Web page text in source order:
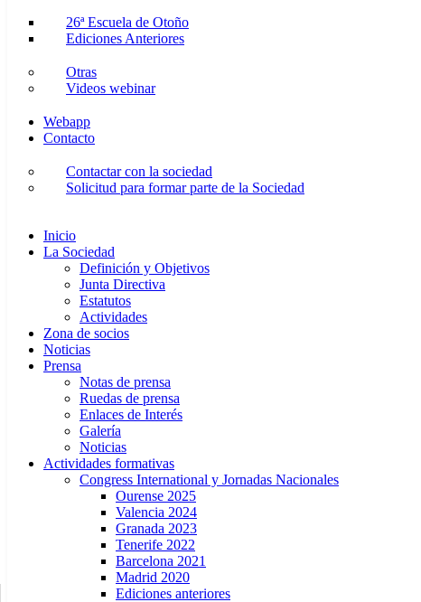
26ª Escuela de Otoño
Ediciones Anteriores
Otras
Videos webinar
Webapp
Contacto
Contactar con la sociedad
Solicitud para formar parte de la Sociedad
Inicio
La Sociedad
Definición y Objetivos
Junta Directiva
Estatutos
Actividades
Zona de socios
Noticias
Prensa
Notas de prensa
Ruedas de prensa
Enlaces de Interés
Galería
Noticias
Actividades formativas
Congress International y Jornadas Nacionales
Ourense 2025
Valencia 2024
Granada 2023
Tenerife 2022
Barcelona 2021
Madrid 2020
Ediciones anteriores